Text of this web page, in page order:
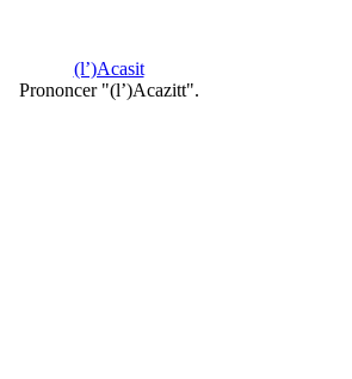
(l’)Acasit
Prononcer "(l’)Acazitt".